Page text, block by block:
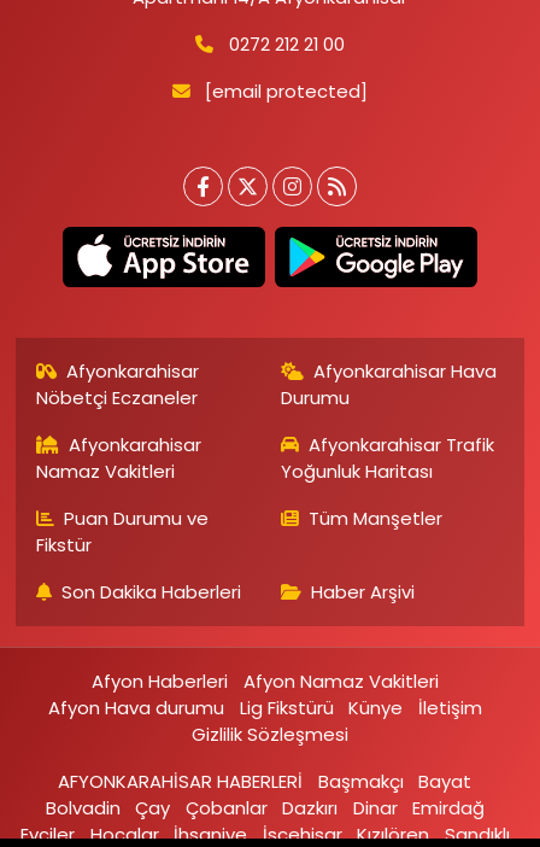
0272 212 21 00
[email protected]
Afyonkarahisar
Nöbetçi Eczaneler
Afyonkarahisar Hava
Durumu
Afyonkarahisar
Namaz Vakitleri
Afyonkarahisar Trafik
Yoğunluk Haritası
Puan Durumu ve
Fikstür
Tüm Manşetler
Son Dakika Haberleri Haber Arşivi
Afyon Haberleri
Afyon Namaz Vakitleri
Afyon Hava durumu
Lig Fikstürü Künye
İletişim
Gizlilik Sözleşmesi
AFYONKARAHİSAR HABERLERİ
Başmakçı
Bayat
Bolvadin
Çay Çobanlar Dazkırı Dinar Emirdağ‎
Evciler‎ Hocalar İhsaniye‎ İscehisar Kızılören‎ Sandıklı‎